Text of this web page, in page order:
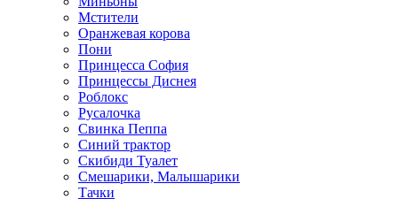
Мстители
Оранжевая корова
Пони
Принцесса София
Принцессы Диснея
Роблокс
Русалочка
Свинка Пеппа
Синий трактор
Скибиди Туалет
Смешарики, Малышарики
Тачки